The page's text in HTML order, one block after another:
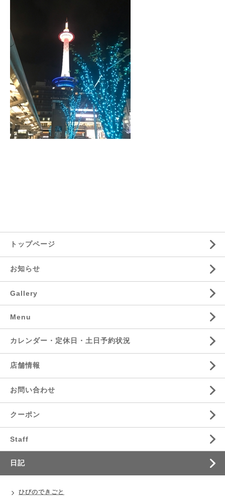
トップページ
お知らせ
Gallery
Menu
カレンダー・定休日・土日予約状況
店舗情報
お問い合わせ
クーポン
Staff
日記
ひびのできごと